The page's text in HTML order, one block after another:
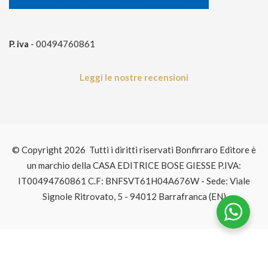
P. iva - 00494760861
Leggi le nostre recensioni
© Copyright 2026 Tutti i diritti riservati Bonfirraro Editore è
un marchio della CASA EDITRICE BOSE GIESSE P.IVA:
IT00494760861 C.F: BNFSVT61H04A676W - Sede: Viale
Signole Ritrovato, 5 - 94012 Barrafranca (EN)